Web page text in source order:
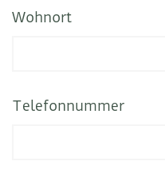
Wohnort
Telefonnummer